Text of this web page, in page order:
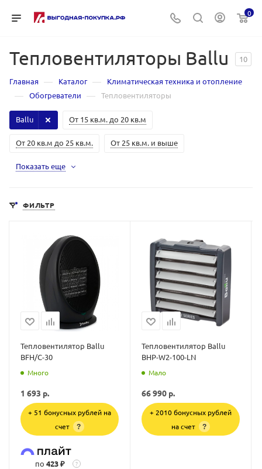
0
Тепловентиляторы Ballu 10
Главная — Каталог — Климатическая техника и отопление
— Обогреватели — Тепловентиляторы
От 15 кв.м. до 20 кв.м
От 20 кв.м до 25 кв.м. От 25 кв.м. и выше
Ballu
Показать еще
ФИЛЬТР
Тепловентилятор Ballu
BFH/C-30
Много
1 693 р.
+ 51 бонусных рублей на
счет
?
по 423 ₽ ?
Тепловентилятор Ballu
BHP-W2-100-LN
Мало
66 990 р.
+ 2010 бонусных рублей
на счет
?